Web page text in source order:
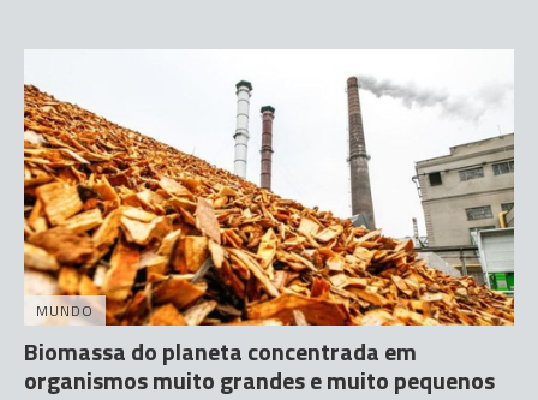
MUNDO
Biomassa do planeta concentrada em
organismos muito grandes e muito pequenos